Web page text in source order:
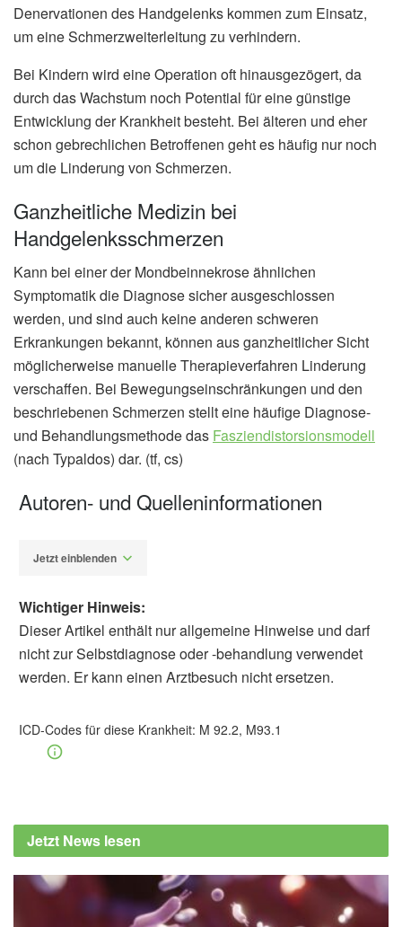
Denervationen des Handgelenks kommen zum Einsatz,
um eine Schmerzweiterleitung zu verhindern.
Bei Kindern wird eine Operation oft hinausgezögert, da
durch das Wachstum noch Potential für eine günstige
Entwicklung der Krankheit besteht. Bei älteren und eher
schon gebrechlichen Betroffenen geht es häufig nur noch
um die Linderung von Schmerzen.
Ganzheitliche Medizin bei
Handgelenksschmerzen
Kann bei einer der Mondbeinnekrose ähnlichen
Symptomatik die Diagnose sicher ausgeschlossen
werden, und sind auch keine anderen schweren
Erkrankungen bekannt, können aus ganzheitlicher Sicht
möglicherweise manuelle Therapieverfahren Linderung
verschaffen. Bei Bewegungseinschränkungen und den
beschriebenen Schmerzen stellt eine häufige Diagnose-
und Behandlungsmethode das Fasziendistorsionsmodell
(nach Typaldos) dar. (tf, cs)
Autoren- und Quelleninformationen
Jetzt einblenden
Horch, Raymund E., Unglaub, Franck, Dragu,
Chirurg, Ausgabe 79/2008 ,
Lichtman, David M., Pientka, William F. und
Bain, Gregory Ian: Kienböck Disease: A New
Algorithm for the 21st Century, in: Journal of
Wichtiger Hinweis:
Dieser Artikel enthält nur allgemeine Hinweise und darf
nicht zur Selbstdiagnose oder -behandlung verwendet
werden. Er kann einen Arztbesuch nicht ersetzen.
ICD-Codes für diese Krankheit: M 92.2, M93.1
Jetzt News lesen